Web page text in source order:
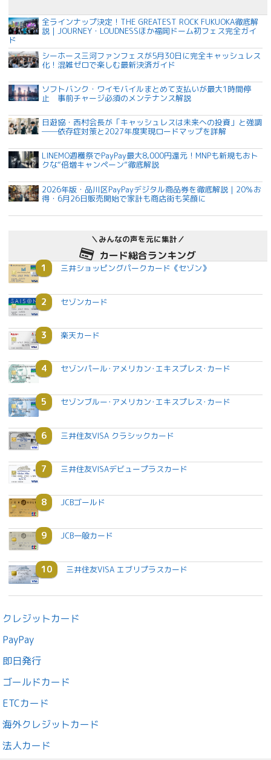
全ラインナップ決定！THE GREATEST ROCK FUKUOKA徹底解
説｜JOURNEY・LOUDNESSほか福岡ドーム初フェス完全ガイ
ド
シーホース三河ファンフェスが5月30日に完全キャッシュレス
化！混雑ゼロで楽しむ最新決済ガイド
ソフトバンク・ワイモバイルまとめて支払いが最大1時間停
止 事前チャージ必須のメンテナンス解説
日遊協・西村会長が「キャッシュレスは未来への投資」と強調
──依存症対策と2027年度実現ロードマップを詳解
LINEMO週穫祭でPayPay最大8,000円還元！MNPも新規もおト
クな“倍増キャンペーン”徹底解説
2026年版・品川区PayPayデジタル商品券を徹底解説｜20％お
得・6月26日販売開始で家計も商店街も笑顔に
＼みんなの声を元に集計／
カード総合ランキング
1 三井ショッピングパークカード《セゾン》
2 セゾンカード
3 楽天カード
4 セゾンパール･アメリカン･エキスプレス･カード
5 セゾンブルー･アメリカン･エキスプレス･カード
6 三井住友VISA クラシックカード
7 三井住友VISAデビュープラスカード
8 JCBゴールド
9 JCB一般カード
10 三井住友VISA エブリプラスカード
クレジットカード
PayPay
即日発行
ゴールドカード
ETCカード
海外クレジットカード
法人カード